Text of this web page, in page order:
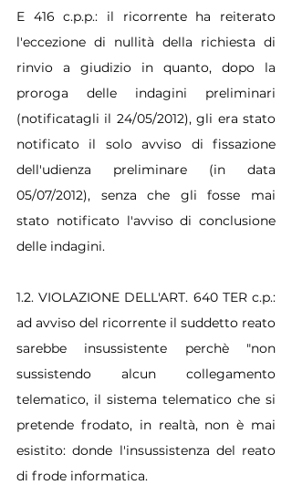
E 416 c.p.p.: il ricorrente ha reiterato
l'eccezione di nullità della richiesta di
rinvio a giudizio in quanto, dopo la
proroga delle indagini preliminari
(notificatagli il 24/05/2012), gli era stato
notificato il solo avviso di fissazione
dell'udienza preliminare (in data
05/07/2012), senza che gli fosse mai
stato notificato l'avviso di conclusione
delle indagini.
1.2. VIOLAZIONE DELL'ART. 640 TER c.p.:
ad avviso del ricorrente il suddetto reato
sarebbe insussistente perchè "non
sussistendo alcun collegamento
telematico, il sistema telematico che si
pretende frodato, in realtà, non è mai
esistito: donde l'insussistenza del reato
di frode informatica.